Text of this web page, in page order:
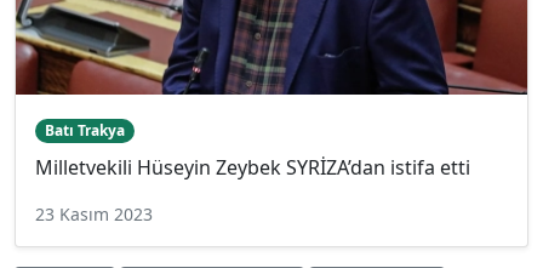
Batı Trakya
Milletvekili Hüseyin Zeybek SYRİZA’dan istifa etti
23 Kasım 2023